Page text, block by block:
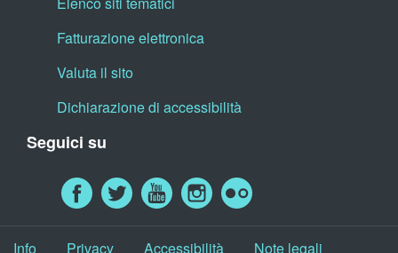
Fatturazione elettronica
Valuta il sito
Dichiarazione di accessibilità
Seguici su
Info Privacy Accessibilità Note legali